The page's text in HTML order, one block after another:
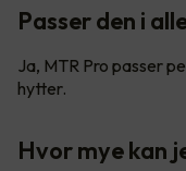
Passer den i
Ja, MTR Pro passer
hytter.
Hvor mye kan